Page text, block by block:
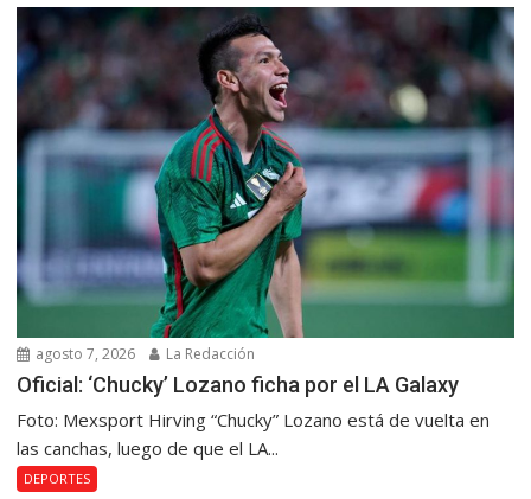
agosto 7, 2026 La Redacción
Oficial: ‘Chucky’ Lozano ficha por el LA Galaxy
Foto: Mexsport Hirving “Chucky” Lozano está de vuelta en
las canchas, luego de que el LA...
DEPORTES